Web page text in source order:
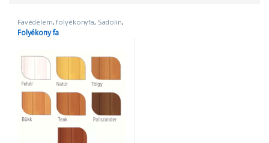
Favédelem,folyékonyfa, Sadolin,
Tapasz és gitt
Folyékony fa